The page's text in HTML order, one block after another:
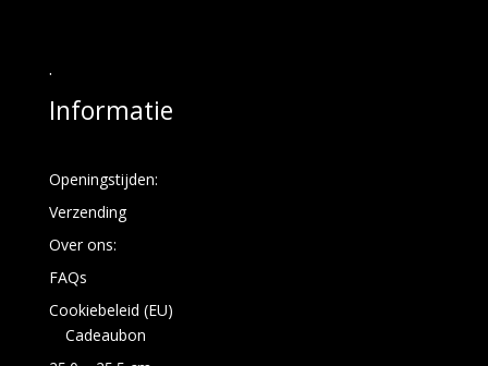
.
Informatie
Openingstijden:
Verzending
Over ons:
FAQs
Cookiebeleid (EU)
Cadeaubon